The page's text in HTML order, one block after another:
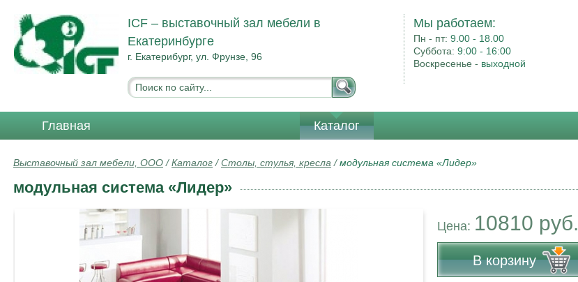
ICF – выставочный зал мебели в
Екатеринбурге
г. Екатерибург, ул. Фрунзе, 96
Мы работаем:
Пн - пт:9.00 - 18.00
Суббота:9:00 - 16:00
Воскресенье - выходной
Главная Каталог
Выставочный зал мебели, ООО /Каталог /Столы, стулья, кресла /модульная система «Лидер»
модульная система «Лидер»
Цена: 10810 руб.
В корзину